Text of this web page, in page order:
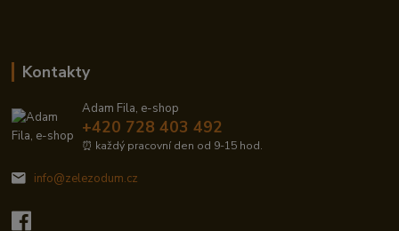
Kontakty
Adam Fila, e-shop
+420 728 403 492
⏰ každý pracovní den od 9-15 hod.
info@zelezodum.cz